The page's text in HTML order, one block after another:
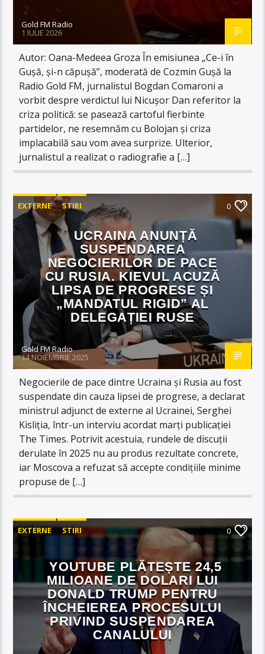
Gold FM Radio
1 IULIE 2026
Autor: Oana-Medeea Groza În emisiunea „Ce-i în
Gușă, și-n căpușă”, moderată de Cozmin Gușă la
Radio Gold FM, jurnalistul Bogdan Comaroni a
vorbit despre verdictul lui Nicușor Dan referitor la
criza politică: se pasează cartoful fierbinte
partidelor, ne resemnăm cu Bolojan și criza
implacabilă sau vom avea surprize. Ulterior,
jurnalistul a realizat o radiografie a […]
EXTERNE STIRI 0
UCRAINA ANUNȚĂ
SUSPENDAREA
NEGOCIERILOR DE PACE
CU RUSIA. KIEVUL ACUZĂ
LIPSA DE PROGRESE ȘI
„MANDATUL RIGID” AL
DELEGAȚIEI RUSE
Gold FM Radio
14 NOIEMBRIE 2025
Negocierile de pace dintre Ucraina și Rusia au fost
suspendate din cauza lipsei de progrese, a declarat
ministrul adjunct de externe al Ucrainei, Serghei
Kisliţia, într-un interviu acordat marți publicației
The Times. Potrivit acestuia, rundele de discuții
derulate în 2025 nu au produs rezultate concrete,
iar Moscova a refuzat să accepte condițiile minime
propuse de […]
EXTERNE STIRI 0
YOUTUBE PLĂTEȘTE 24,5
MILIOANE DE DOLARI LUI
DONALD TRUMP PENTRU
ÎNCHEIEREA PROCESULUI
PRIVIND SUSPENDAREA
CANALULUI